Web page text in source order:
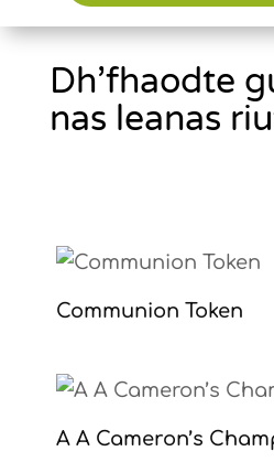
Dh’fhaodte
nas leanas
Communion Token
A A Cameron’s